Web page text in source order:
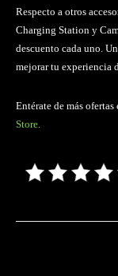
Respecto a otros
Charging Station y
descuento cada uno.
mejorar tu experiencia
Entérate de más ofertas
Store.